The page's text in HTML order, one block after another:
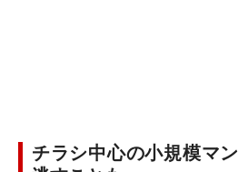
チラシ中心の小規模マ